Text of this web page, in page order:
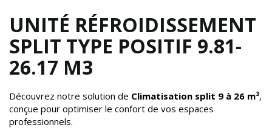
UNITÉ RÉFROIDISSEMENT
SPLIT TYPE POSITIF 9.81-
26.17 M3
Découvrez notre solution de Climatisation split 9 à 26 m³,
conçue pour optimiser le confort de vos espaces
professionnels.